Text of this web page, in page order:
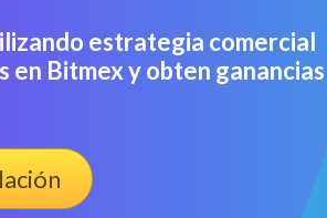
estrategia comercial
en Bitmex y obten ganancias